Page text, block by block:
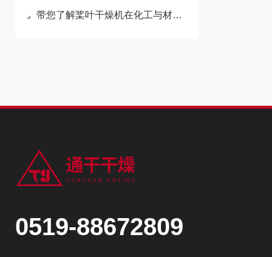
带您了解桨叶干燥机在化工与材料行业的作用是什么
0519-88672809